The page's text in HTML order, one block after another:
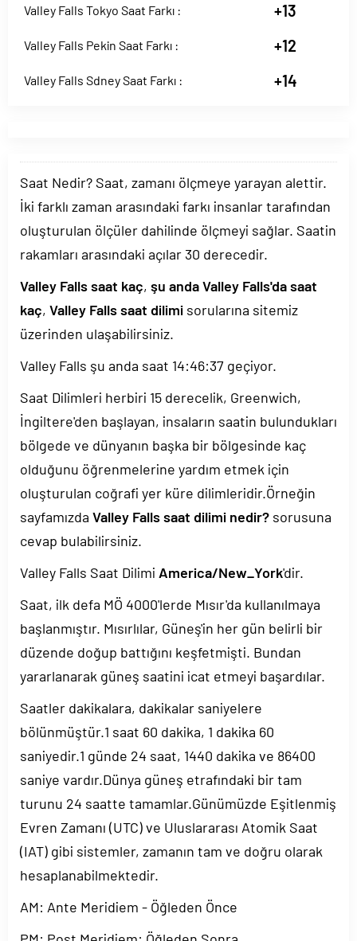
Valley Falls Tokyo Saat Farkı : +13
Valley Falls Pekin Saat Farkı : +12
Valley Falls Sdney Saat Farkı : +14
Saat Nedir? Saat, zamanı ölçmeye yarayan alettir.
İki farklı zaman arasındaki farkı insanlar tarafından
oluşturulan ölçüler dahilinde ölçmeyi sağlar. Saatin
rakamları arasındaki açılar 30 derecedir.
Valley Falls saat kaç, şu anda Valley Falls'da saat
kaç, Valley Falls saat dilimi sorularına sitemiz
üzerinden ulaşabilirsiniz.
Valley Falls şu anda saat 14:46:37 geçiyor.
Saat Dilimleri herbiri 15 derecelik, Greenwich,
İngiltere'den başlayan, insaların saatin bulundukları
bölgede ve dünyanın başka bir bölgesinde kaç
olduğunu öğrenmelerine yardım etmek için
oluşturulan coğrafi yer küre dilimleridir.Örneğin
sayfamızda Valley Falls saat dilimi nedir? sorusuna
cevap bulabilirsiniz.
Valley Falls Saat Dilimi America/New_York'dir.
Saat, ilk defa MÖ 4000'lerde Mısır'da kullanılmaya
başlanmıştır. Mısırlılar, Güneş'in her gün belirli bir
düzende doğup battığını keşfetmişti. Bundan
yararlanarak güneş saatini icat etmeyi başardılar.
Saatler dakikalara, dakikalar saniyelere
bölünmüştür.1 saat 60 dakika, 1 dakika 60
saniyedir.1 günde 24 saat, 1440 dakika ve 86400
saniye vardır.Dünya güneş etrafındaki bir tam
turunu 24 saatte tamamlar.Günümüzde Eşitlenmiş
Evren Zamanı (UTC) ve Uluslararası Atomik Saat
(IAT) gibi sistemler, zamanın tam ve doğru olarak
hesaplanabilmektedir.
AM: Ante Meridiem - Öğleden Önce